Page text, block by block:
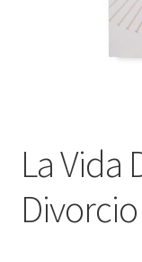
La Vida
Divorcio